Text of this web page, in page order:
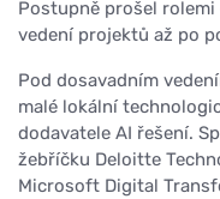
Postupně prošel
vedení projektů až po
Pod dosavadním
malé lokální
dodavatele AI řešení.
žebříčku Deloitte
Microsoft Digital